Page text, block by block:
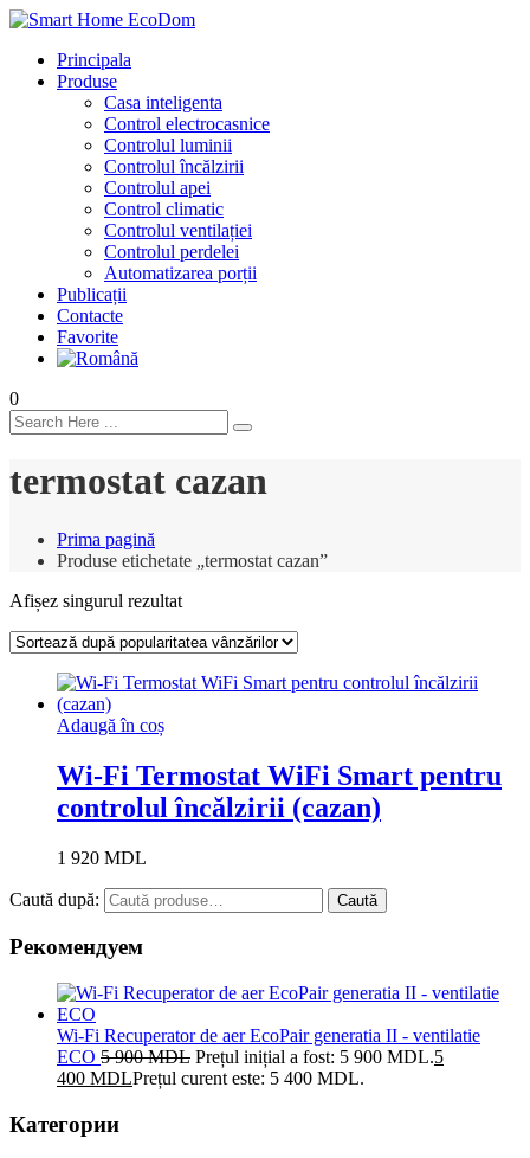
Principala
Produse
Casa inteligenta
Control electrocasnice
Controlul luminii
Controlul încălzirii
Controlul apei
Control climatic
Controlul ventilației
Сontrolul perdelei
Automatizarea porții
Publicații
Contacte
Favorite
0
termostat cazan
Prima pagină
Produse etichetate „termostat cazan”
Afișez singurul rezultat
Adaugă în coș
Wi-Fi Termostat WiFi Smart pentru
controlul încălzirii (cazan)
1 920 MDL
Caută după: Caută
Рекомендуем
Wi-Fi Recuperator de aer EcoPair generatia II - ventilatie
ECO 5 900MDL Prețul inițial a fost: 5 900 MDL.5
400 MDLPrețul curent este: 5 400 MDL.
Категории